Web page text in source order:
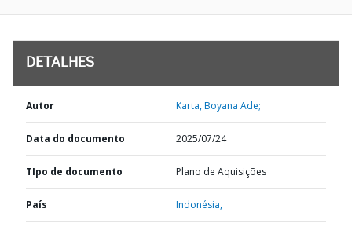
DETALHES
Autor Karta, Boyana Ade;
Data do documento 2025/07/24
TIpo de documento Plano de Aquisições
País Indonésia,